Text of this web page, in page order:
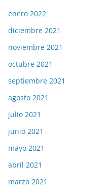
enero 2022
diciembre 2021
noviembre 2021
octubre 2021
septiembre 2021
agosto 2021
julio 2021
junio 2021
mayo 2021
abril 2021
marzo 2021